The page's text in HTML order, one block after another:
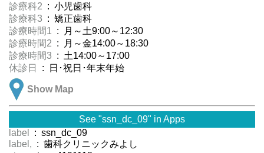
診療科2 : 小児歯科
診療科3 : 矯正歯科
診療時間1 : 月～土9:00～12:30
診療時間2 : 月～金14:00～18:30
診療時間3 : 土14:00～17:00
休診日
: 日･祝日･年末年始
Show Map
See "ssn_dc_09" in Apps
label
: ssn_dc_09
label, : 歯科クリニックみよし